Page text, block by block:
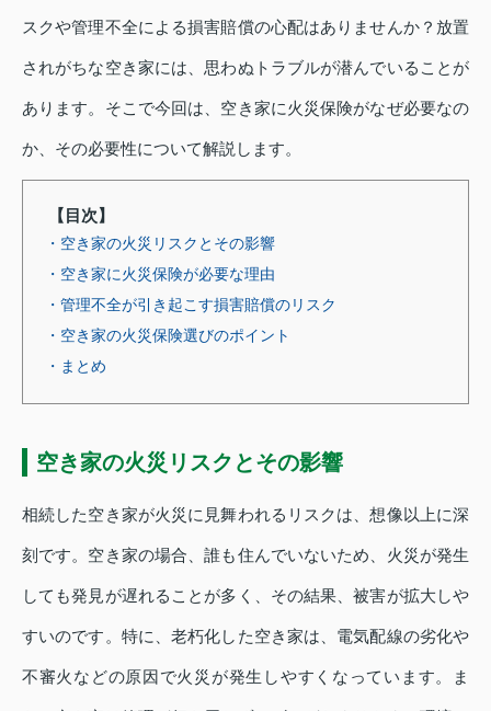
スクや管理不全による損害賠償の心配はありませんか？放置
されがちな空き家には、思わぬトラブルが潜んでいることが
あります。そこで今回は、空き家に火災保険がなぜ必要なの
か、その必要性について解説します。
【目次】
・空き家の火災リスクとその影響
・空き家に火災保険が必要な理由
・管理不全が引き起こす損害賠償のリスク
・空き家の火災保険選びのポイント
・まとめ
空き家の火災リスクとその影響
相続した空き家が火災に見舞われるリスクは、想像以上に深
刻です。空き家の場合、誰も住んでいないため、火災が発生
しても発見が遅れることが多く、その結果、被害が拡大しや
すいのです。特に、老朽化した空き家は、電気配線の劣化や
不審火などの原因で火災が発生しやすくなっています。ま